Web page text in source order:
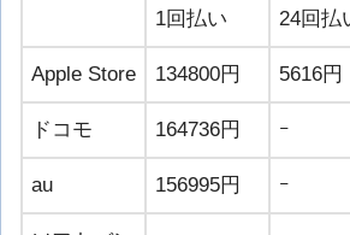
1回払い 24回払
Apple Store 134800円 5616円
ドコモ 164736円 ｰ
au 156995円 ｰ